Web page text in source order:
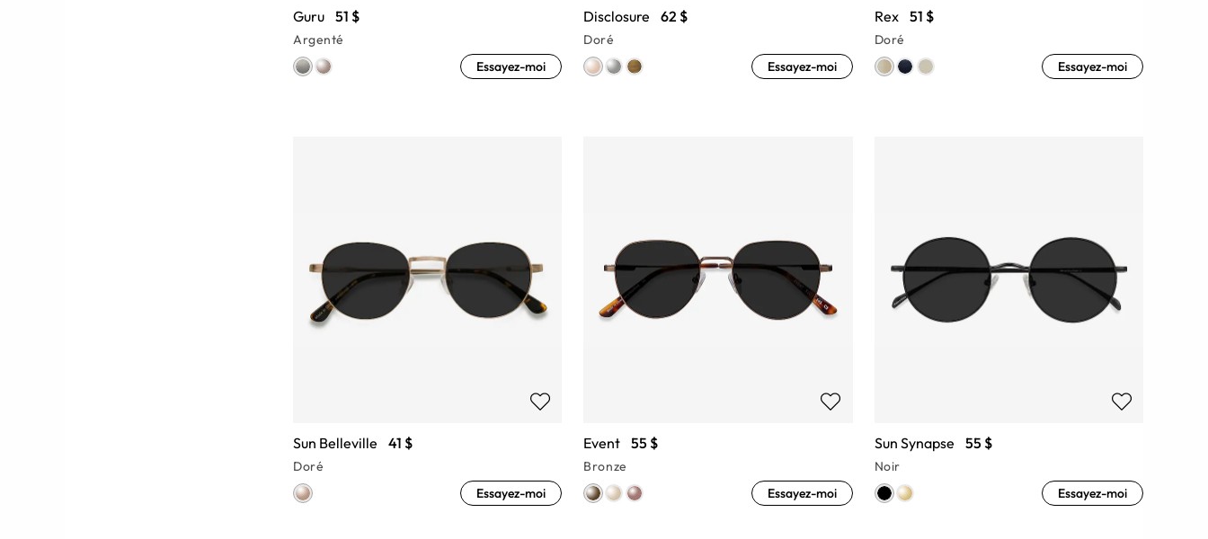
Guru 51 $
Argenté
Essayez-moi
Disclosure 62 $
Doré
Essayez-moi
Rex 51 $
Doré
Essayez-moi
Sun Belleville 41 $
Doré
Essayez-moi
Event 55 $
Bronze
Essayez-moi
Sun Synapse 55 $
Noir
Essayez-moi